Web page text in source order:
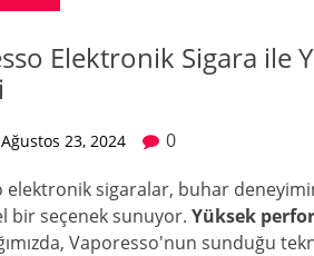
Elektronik Sigara ile
Ağustos 23, 2024
0
elektronik sigaralar, buhar
bir seçenek sunuyor. Yüksek
Vaporesso'nun sunduğu